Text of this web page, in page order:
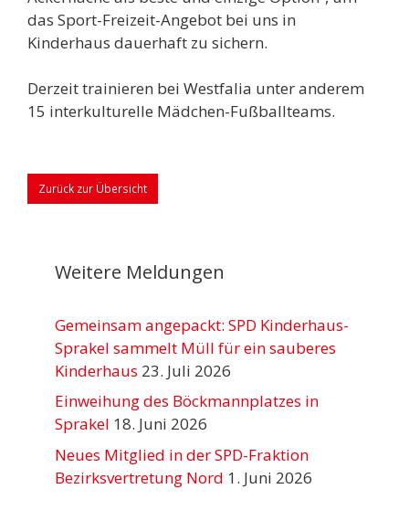
das Sport-Freizeit-Angebot bei uns in
Kinderhaus dauerhaft zu sichern.
Derzeit trainieren bei Westfalia unter anderem
15 interkulturelle Mädchen-Fußballteams.
Zurück zur Übersicht
Weitere Meldungen
Gemeinsam angepackt: SPD Kinderhaus-
Sprakel sammelt Müll für ein sauberes
Kinderhaus 23. Juli 2026
Einweihung des Böckmannplatzes in
Sprakel 18. Juni 2026
Neues Mitglied in der SPD-Fraktion
Bezirksvertretung Nord 1. Juni 2026